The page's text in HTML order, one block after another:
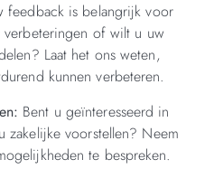
feedback is belangrijk voor
of wilt u uw
Laat het ons weten,
kunnen verbeteren.
Bent u geïnteresseerd in
zakelijke voorstellen? Neem
te bespreken.